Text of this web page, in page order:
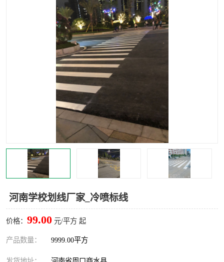
河南学校划线厂家_冷喷标线
价格： 99.00 元/平方 起
产品数量： 9999.00平方
道路划线